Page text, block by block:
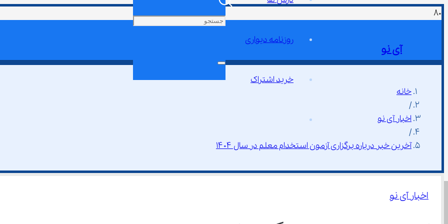
آی نو
روزنامه دیواری
خرید اشتراک
خانه
/
اخبار آی نو
/
آخرین خبر درباره برگزاری آزمون استخدام معلم در سال ۱۴۰۴
اخبار آی نو